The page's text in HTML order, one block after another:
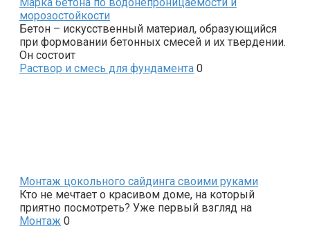
морозостойкости
Бетон – искусственный материал, образующийся
при формовании бетонных смесей и их твердении.
Он состоит
Раствор и смесь для фундамента 0
Монтаж цокольного сайдинга своими руками
Кто не мечтает о красивом доме, на который
приятно посмотреть? Уже первый взгляд на
Монтаж 0